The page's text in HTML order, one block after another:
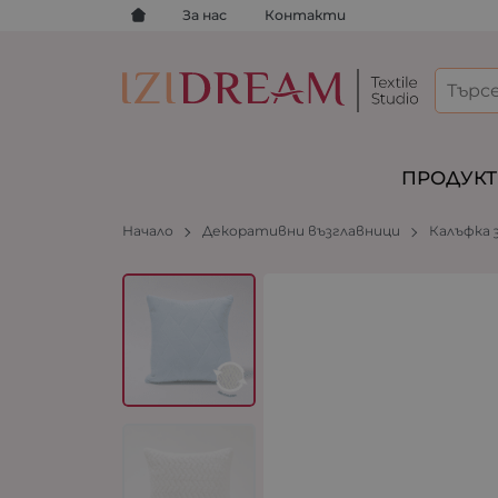
За нас Контакти
Начало Декоративни възглавници Калъфка